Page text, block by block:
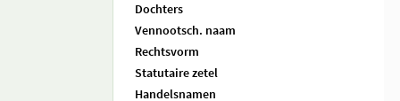
Dochters
Vennootsch. naam
Rechtsvorm
Statutaire zetel
Handelsnamen